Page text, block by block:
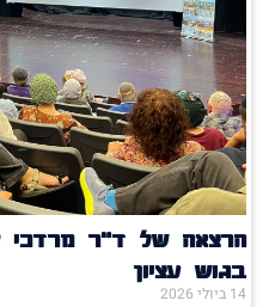
הרצאה של ד"ר מרדכי
בגוש עציון
14 ביולי 2026